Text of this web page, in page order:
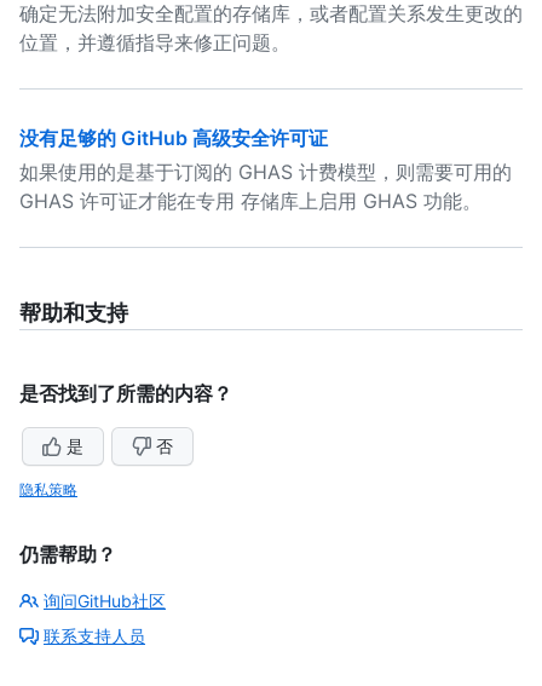
确定无法附加安全配置的存储库，或者配置关系发生更改的
位置，并遵循指导来修正问题。
没有足够的 GitHub 高级安全许可证
如果使用的是基于订阅的 GHAS 计费模型，则需要可用的
GHAS 许可证才能在专用 存储库上启用 GHAS 功能。
帮助和支持
是否找到了所需的内容？
是 否
隐私策略
仍需帮助？
询问GitHub社区
联系支持人员